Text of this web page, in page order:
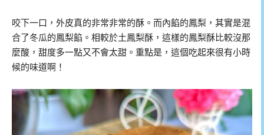
咬下一口，外皮真的非常非常的酥。而內餡的鳳梨，其實是混
合了冬瓜的鳳梨餡。相較於土鳳梨酥，這樣的鳳梨酥比較沒那
麼酸，甜度多一點又不會太甜。重點是，這個吃起來很有小時
候的味道啊！